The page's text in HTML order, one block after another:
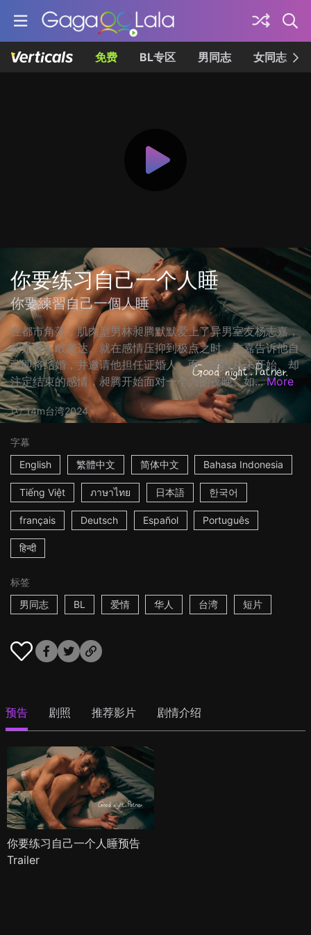
免费 BL专区 男同志 女同志
你要练习自己一个人睡
你要練習自己一個人睡
在都市角落，肌肉型男林昶腾默默爱上了异男室友杨志嘉，
却始终不敢表达。就在感情压抑到极点之时，志嘉告诉他自
己即将结婚，并邀请他担任证婚人。面对这段从未开始、却
注定结束的感情，昶腾开始面对一个人的夜晚、如... More
14m台湾2024
字幕
English
繁體中文 简体中文 Bahasa Indonesia
Tiếng Việt ภาษาไทย 日本語 한국어
français Deutsch Español Português
हिन्दी
标签
男同志
BL 爱情 华人 台湾 短片
预告 剧照 推荐影片 剧情介绍
你要练习自己一个人睡预告
Trailer